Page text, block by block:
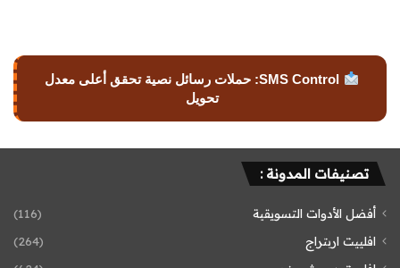
SMS Control: حملات رسائل نصية تحقق أعلى معدل
تحويل
تصنيفات المدونة :
أفضل الأدوات التسويقية
(116)
افلييت اربتراج
(264)